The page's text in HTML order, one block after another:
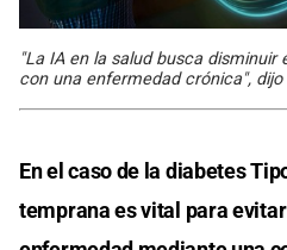
"La IA en la salud busca
con una enfermedad crónica", dijo
En el caso de la diabetes
temprana es vital para